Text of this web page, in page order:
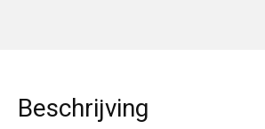
Beschrijving